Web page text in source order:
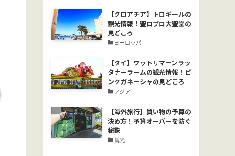
【クロアチア】トロギールの
観光情報！聖ロブロ大聖堂の
見どころ
ヨーロッパ
【タイ】ワットサマーンラッ
タナーラームの観光情報！ピ
ンクガネーシャの見どころ
アジア
【海外旅行】買い物の予算の
決め方！予算オーバーを防ぐ
秘訣
観光